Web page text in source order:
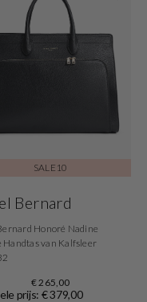
SALE10
Bernard
Honoré Nadine
Handtas van Kalfsleer
€ 265,00
prijs: € 379,00